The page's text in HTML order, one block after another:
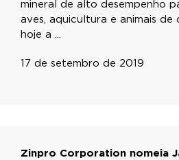
mineral de alto desempenho
aves, aquicultura e animais de
hoje a ...
17 de setembro de 2019
Zinpro Corporation nomeia